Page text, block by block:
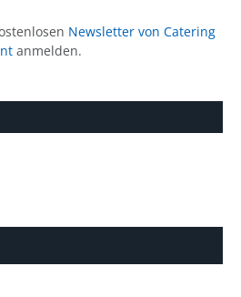
Newsletter von Catering
anmelden.